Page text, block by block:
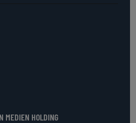
MEDIEN HOLDING